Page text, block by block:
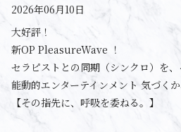
2026年06月10日
大好評！
新OP PleasureWave ！
セラピストとの同期（シンクロ）を、
能動的エンターテインメント 気づくか
【その指先に、呼吸を委ねる。】